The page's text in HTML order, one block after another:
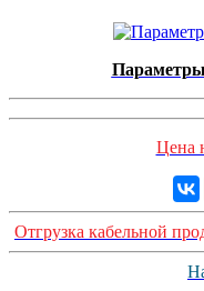
Цена
Отгрузка кабельной